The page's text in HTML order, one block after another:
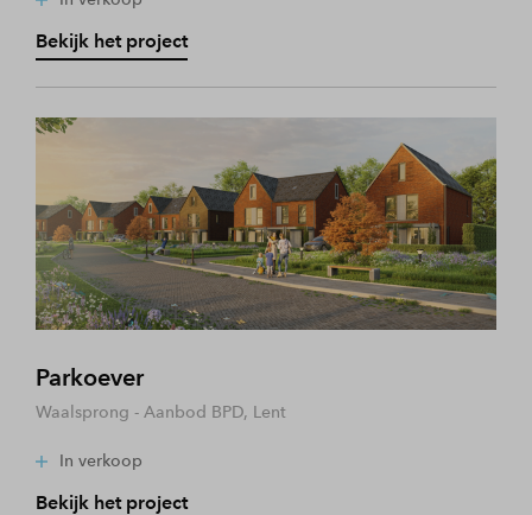
Bekijk het project
Parkoever
Waalsprong - Aanbod BPD, Lent
In verkoop
Bekijk het project